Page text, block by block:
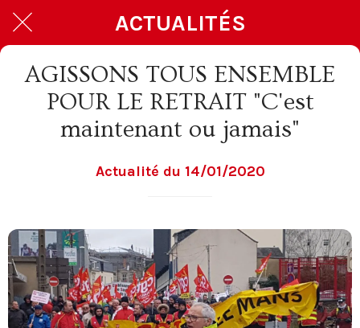
ACTUALITÉS
AGISSONS TOUS ENSEMBLE
POUR LE RETRAIT "C'est
maintenant ou jamais"
Actualité du 14/01/2020